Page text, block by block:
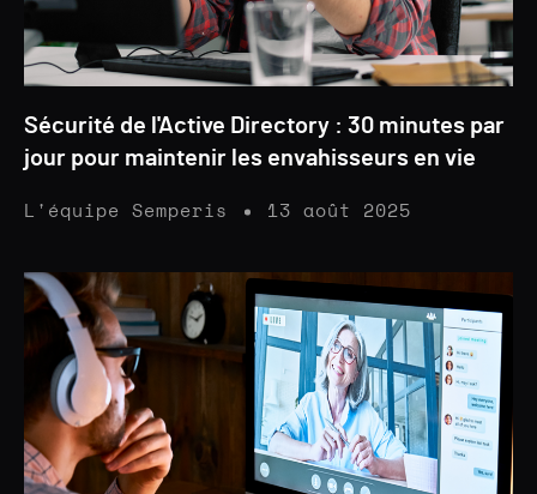
Sécurité de l'Active Directory : 30 minutes par
jour pour maintenir les envahisseurs en vie
L'équipe Semperis 13 août 2025